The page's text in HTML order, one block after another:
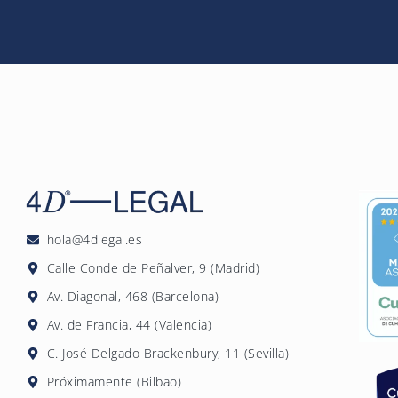
y expresión de género.
hola@4dlegal.es
Calle Conde de Peñalver, 9 (Madrid)
Av. Diagonal, 468 (Barcelona)
Av. de Francia, 44 (Valencia)
C. José Delgado Brackenbury, 11 (Sevilla)
Próximamente (Bilbao)